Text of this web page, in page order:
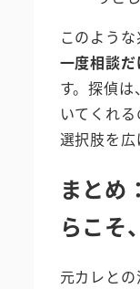
このような
一度相談
す。探偵
いてくれ
選択肢を広
まとめ
らこそ
元カレと